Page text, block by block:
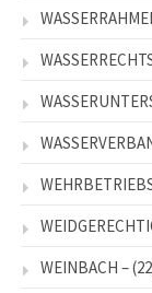
WEINBACH –